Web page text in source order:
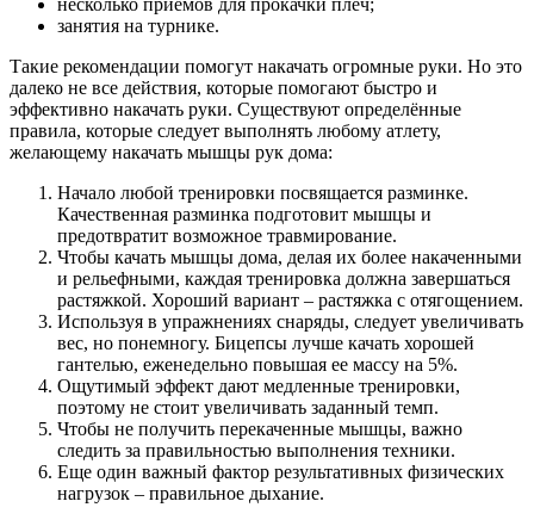
несколько приёмов для прокачки плеч;
занятия на турнике.
Такие рекомендации помогут накачать огромные руки. Но это
далеко не все действия, которые помогают быстро и
эффективно накачать руки. Существуют определённые
правила, которые следует выполнять любому атлету,
желающему накачать мышцы рук дома:
Начало любой тренировки посвящается разминке.
Качественная разминка подготовит мышцы и
предотвратит возможное травмирование.
Чтобы качать мышцы дома, делая их более накаченными
и рельефными, каждая тренировка должна завершаться
растяжкой. Хороший вариант – растяжка с отягощением.
Используя в упражнениях снаряды, следует увеличивать
вес, но понемногу. Бицепсы лучше качать хорошей
гантелью, еженедельно повышая ее массу на 5%.
Ощутимый эффект дают медленные тренировки,
поэтому не стоит увеличивать заданный темп.
Чтобы не получить перекаченные мышцы, важно
следить за правильностью выполнения техники.
Еще один важный фактор результативных физических
нагрузок – правильное дыхание.